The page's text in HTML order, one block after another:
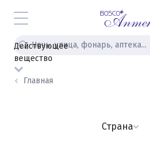
Главная
Действующее
вещество
Страна